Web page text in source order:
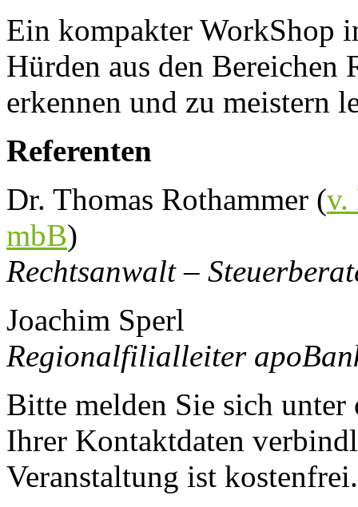
Ein kompakter WorkShop
Hürden aus den Bereichen
erkennen und zu meistern
Referenten
Dr. Thomas Rothammer (v.
mbB)
Rechtsanwalt –
Joachim Sperl
Regionalfilialleiter
Bitte melden Sie sich unter
Ihrer Kontaktdaten
Veranstaltung ist kostenfrei.